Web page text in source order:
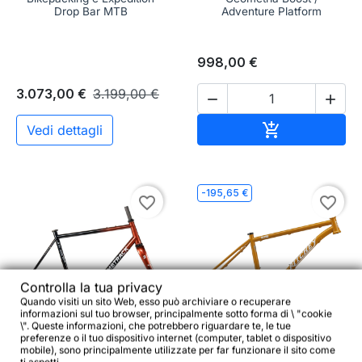
Drop Bar MTB
3.073,00 € 3.199,00 €
Vedi dettagli
Adventure Platform
998,00 €
 


favorite_border
BOMBTRACK Hook EXT
-195,65 €

favorite_border
Controlla la tua privacy
Quando visiti un sito Web, esso può archiviare o recuperare
informazioni sul tuo browser, principalmente sotto forma di \ "cookie
\". Queste informazioni, che potrebbero riguardare te, le tue
preferenze o il tuo dispositivo internet (computer, tablet o dispositivo
mobile), sono principalmente utilizzate per far funzionare il sito come